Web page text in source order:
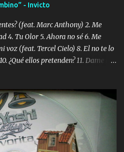
- Invicto
(feat. Marc Anthony) 2. Me
4. Tu Olor 5. Ahora no sé 6. Me
voz (feat. Tercel Cielo) 8. El no te lo
¿Qué ellos pretenden? 11. Dame la
----------------------------- Nota:
qualità in formato iTunes Plus
e a disposizione vostra per il
Nosotros Somos Los Del